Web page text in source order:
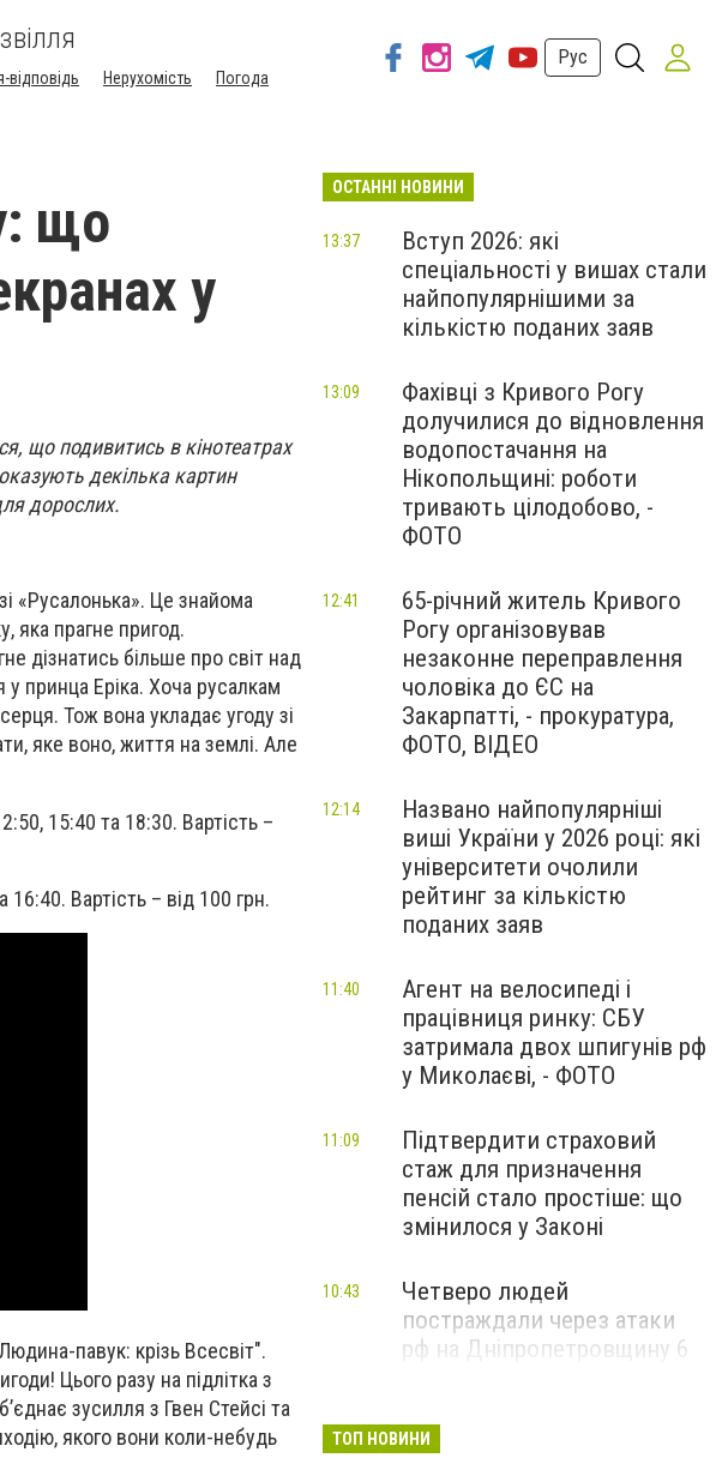
відповідь Нерухомість Погода
Рус
що
у
що подивитись в кінотеатрах
декілька картин
дорослих.
«Русалонька». Це знайома
яка прагне пригод.
дізнатись більше про світ над
принца Еріка. Хоча русалкам
Тож вона укладає угоду зі
яке воно, життя на землі. Але
15:40 та 18:30. Вартість –
Вартість – від 100 грн.
павук: крізь Всесвіт".
Цього разу на підлітка з
зусилля з Гвен Стейсі та
якого вони коли-небудь
ОСТАННІ НОВИНИ
Вступ 2026: які
спеціальності у вишах стали
найпопулярнішими за
кількістю поданих заяв
13:37
Фахівці з Кривого Рогу
долучилися до відновлення
водопостачання на
Нікопольщині: роботи
тривають цілодобово, -
ФОТО
13:09
65-річний житель Кривого
Рогу організовував
незаконне переправлення
чоловіка до ЄС на
Закарпатті, - прокуратура,
ФОТО, ВІДЕО
12:41
Названо найпопулярніші
виші України у 2026 році: які
університети очолили
рейтинг за кількістю
поданих заяв
12:14
Агент на велосипеді і
працівниця ринку: СБУ
затримала двох шпигунів рф
у Миколаєві, - ФОТО
11:40
Підтвердити страховий
стаж для призначення
пенсій стало простіше: що
змінилося у Законі
11:09
Четверо людей
постраждали через атаки
рф на Дніпропетровщину 6
10:43
ТОП НОВИНИ